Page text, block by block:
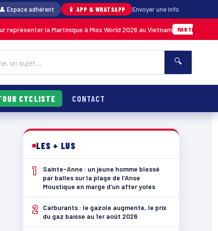
Espace adhérent 📱 APP & WHATSAPP Envoyer une info
Martinique à Miss World 2026 au Vietnam MARTINIQUE Hier · 14h14
🔍
CYCLISTE CONTACT
LES + LUS
1
Sainte-Anne : un jeune homme blessé
par balles sur la plage de l’Anse
Moustique en marge d’un after yoles
2
Carburants : le gazole augmente, le prix
du gaz baisse au 1er août 2026